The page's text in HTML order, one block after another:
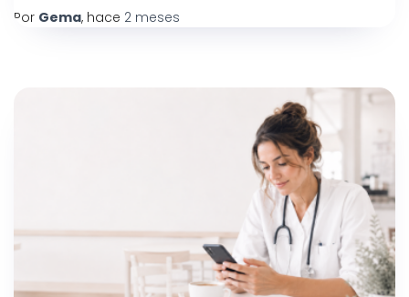
Por Gema, hace 2 meses